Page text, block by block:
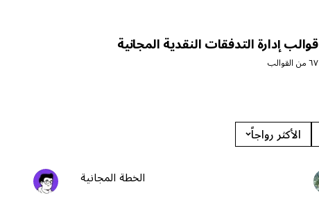
قوالب إدارة التدفقات النقدية المجانية
٦٧ من القوالب
الأكثر رواجاً
الخطة المجانية